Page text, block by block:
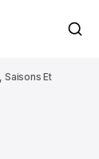
Saisons Et